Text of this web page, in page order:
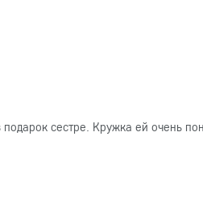
сестре. Кружка ей очень